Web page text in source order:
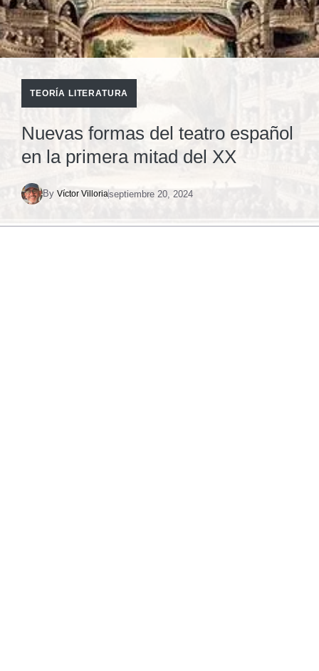
TEORÍA LITERATURA
Nuevas formas del teatro español
en la primera mitad del XX
By Víctor Villoriaseptiembre 20, 2024